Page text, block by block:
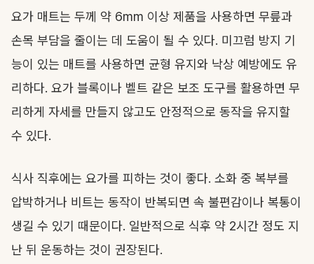
요가 매트는 두께 약 6mm 이상 제품을 사용하면 무릎과
손목 부담을 줄이는 데 도움이 될 수 있다. 미끄럼 방지 기
능이 있는 매트를 사용하면 균형 유지와 낙상 예방에도 유
리하다. 요가 블록이나 벨트 같은 보조 도구를 활용하면 무
리하게 자세를 만들지 않고도 안정적으로 동작을 유지할
수 있다.
식사 직후에는 요가를 피하는 것이 좋다. 소화 중 복부를
압박하거나 비트는 동작이 반복되면 속 불편감이나 복통이
생길 수 있기 때문이다. 일반적으로 식후 약 2시간 정도 지
난 뒤 운동하는 것이 권장된다.